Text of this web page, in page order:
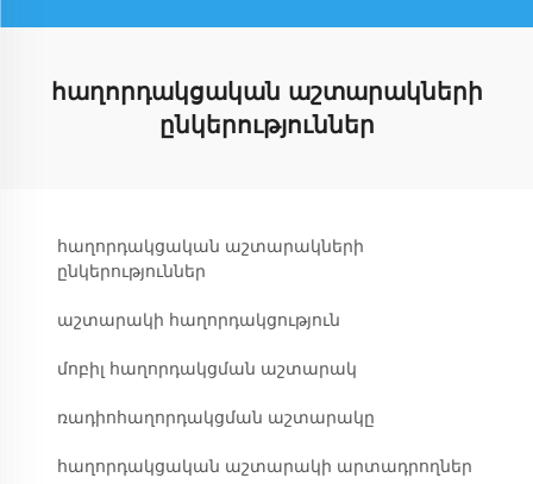
հաղորդակցական աշտարակների
ընկերություններ
հաղորդակցական աշտարակների
ընկերություններ
աշտարակի հաղորդակցություն
մոբիլ հաղորդակցման աշտարակ
ռադիոհաղորդակցման աշտարակը
հաղորդակցական աշտարակի արտադրողներ